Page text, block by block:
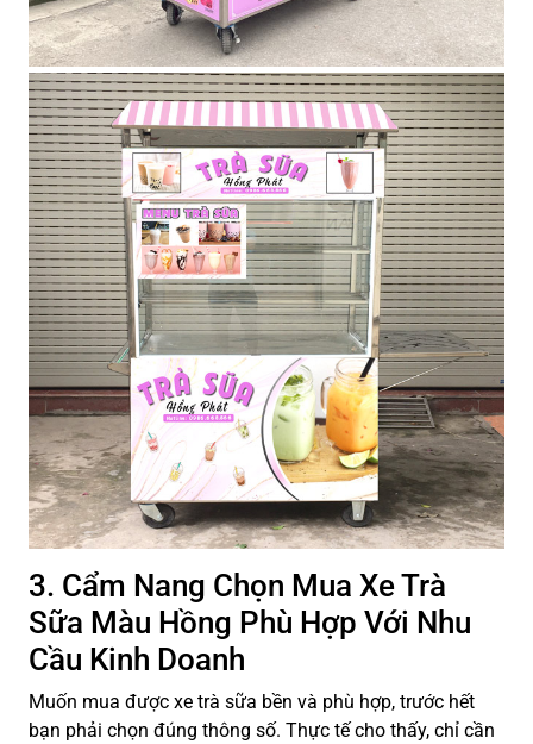
3. Cẩm Nang Chọn Mua Xe Trà
Sữa Màu Hồng Phù Hợp Với Nhu
Cầu Kinh Doanh
Muốn mua được xe trà sữa bền và phù hợp, trước hết
bạn phải chọn đúng thông số. Thực tế cho thấy, chỉ cần